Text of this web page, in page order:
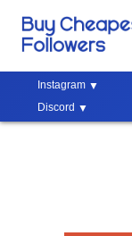
Instagram
Discord